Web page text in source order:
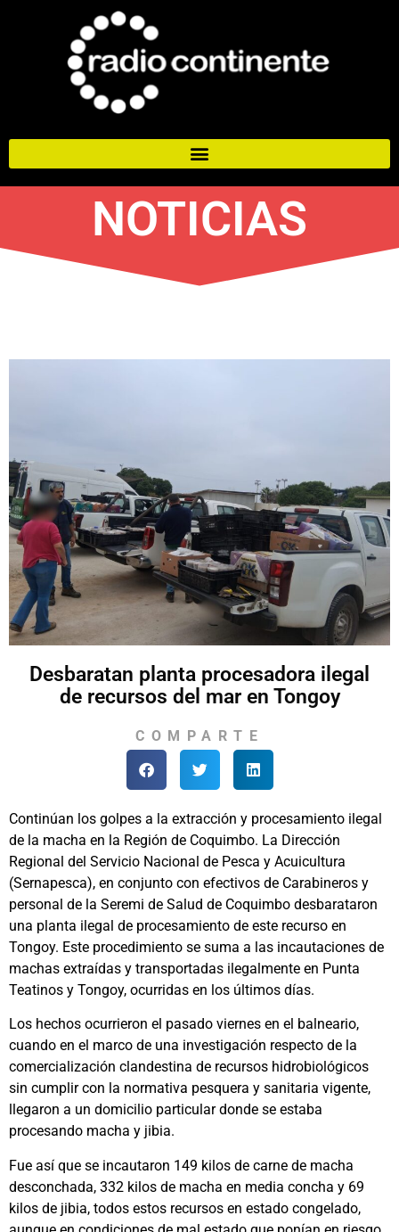
NOTICIAS
Desbaratan planta procesadora ilegal
de recursos del mar en Tongoy
COMPARTE
Continúan los golpes a la extracción y procesamiento ilegal
de la macha en la Región de Coquimbo. La Dirección
Regional del Servicio Nacional de Pesca y Acuicultura
(Sernapesca), en conjunto con efectivos de Carabineros y
personal de la Seremi de Salud de Coquimbo desbarataron
una planta ilegal de procesamiento de este recurso en
Tongoy. Este procedimiento se suma a las incautaciones de
machas extraídas y transportadas ilegalmente en Punta
Teatinos y Tongoy, ocurridas en los últimos días.
Los hechos ocurrieron el pasado viernes en el balneario,
cuando en el marco de una investigación respecto de la
comercialización clandestina de recursos hidrobiológicos
sin cumplir con la normativa pesquera y sanitaria vigente,
llegaron a un domicilio particular donde se estaba
procesando macha y jibia.
Fue así que se incautaron 149 kilos de carne de macha
desconchada, 332 kilos de macha en media concha y 69
kilos de jibia, todos estos recursos en estado congelado,